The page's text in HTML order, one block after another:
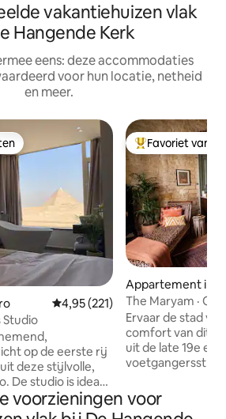
vakantiehuizen vlak
Hangende Kerk
eens: deze accommodaties
voor hun locatie, netheid
en meer.
Gemiddelde beoordeling van
4,95 (221)
Studio
op de eerste rij
deze stijlvolle,
hoofdweg met
en bevindt zich
Topfavoriet van
Favoriet van
Appartement in
The Maryam ·
het centrum van
Ervaar de stad
comfort van dit
uit de late 19e
Ruwkalkstenen
verfijnde mix
voorzieningen voor